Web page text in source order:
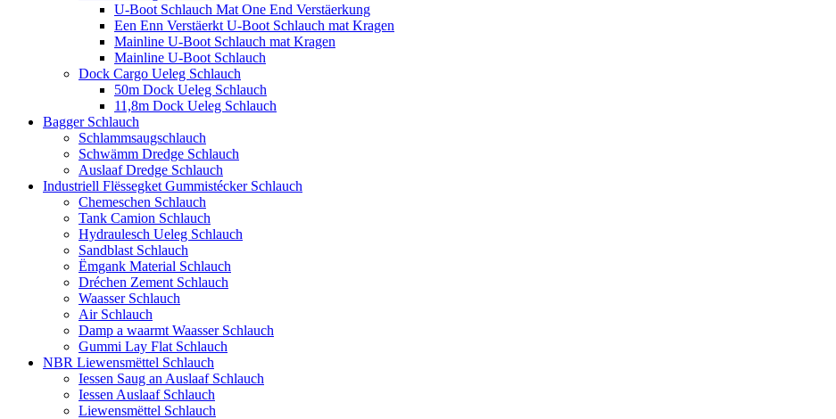
U-Boot Schlauch Mat One End Verstäerkung
Een Enn Verstäerkt U-Boot Schlauch mat Kragen
Mainline U-Boot Schlauch mat Kragen
Mainline U-Boot Schlauch
Dock Cargo Ueleg Schlauch
50m Dock Ueleg Schlauch
11,8m Dock Ueleg Schlauch
Bagger Schlauch
Schlammsaugschlauch
Schwämm Dredge Schlauch
Auslaaf Dredge Schlauch
Industriell Flëssegket Gummistécker Schlauch
Chemeschen Schlauch
Tank Camion Schlauch
Hydraulesch Ueleg Schlauch
Sandblast Schlauch
Ëmgank Material Schlauch
Dréchen Zement Schlauch
Waasser Schlauch
Air Schlauch
Damp a waarmt Waasser Schlauch
Gummi Lay Flat Schlauch
NBR Liewensmëttel Schlauch
Iessen Saug an Auslaaf Schlauch
Iessen Auslaaf Schlauch
Liewensmëttel Schlauch